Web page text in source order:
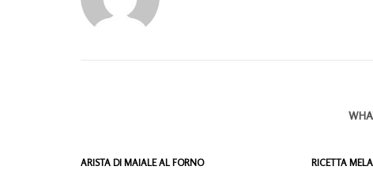
ARISTA DI MAIALE AL FORNO RICETTA